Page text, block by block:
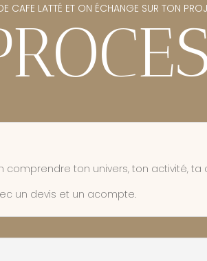
CAFE LATTÉ ET ON ÉCHANGE SUR TON
comprendre ton univers, ton activité,
un devis et un acompte.